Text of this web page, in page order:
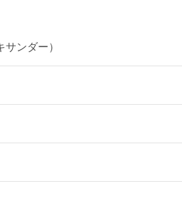
ンダー）